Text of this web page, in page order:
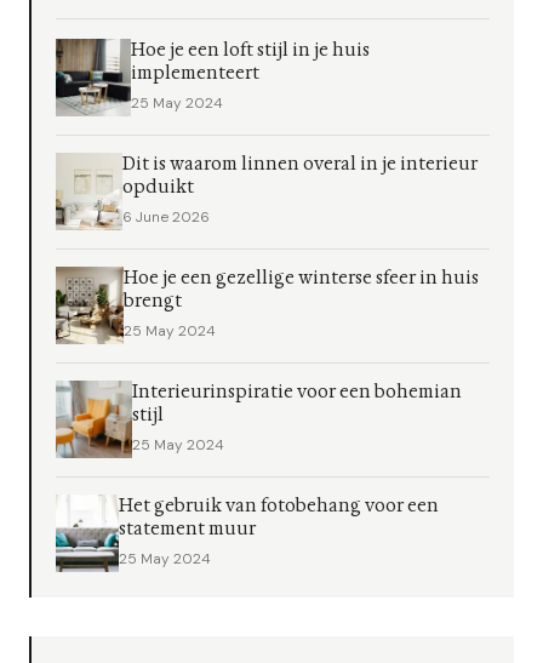
Hoe je een loft stijl in je huis
implementeert
25 May 2024
Dit is waarom linnen overal in je interieur
opduikt
6 June 2026
Hoe je een gezellige winterse sfeer in huis
brengt
25 May 2024
Interieurinspiratie voor een bohemian
stijl
25 May 2024
Het gebruik van fotobehang voor een
statement muur
25 May 2024